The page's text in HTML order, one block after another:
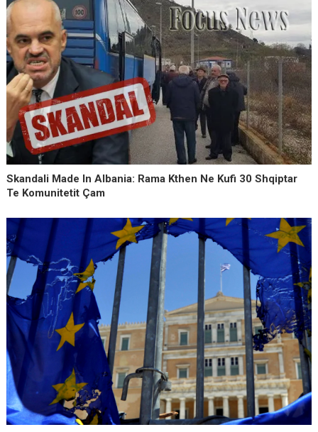
Skandali Made In Albania: Rama Kthen Ne Kufi 30 Shqiptar
Te Komunitetit Çam